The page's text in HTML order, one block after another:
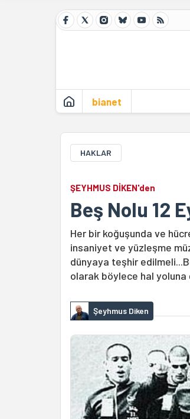
bianet
HAKLAR
ŞEYHMUS DİKEN'den
Beş Nolu 12
Her bir koğuşunda ve
insaniyet ve yüzleşme
dünyaya teşhir
olarak böylece hal yoluna
Şeyhmus Diken